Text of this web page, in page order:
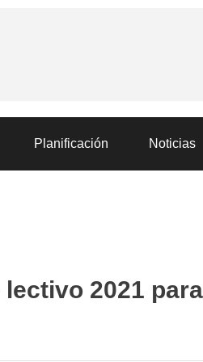
Planificación Noticias
2021